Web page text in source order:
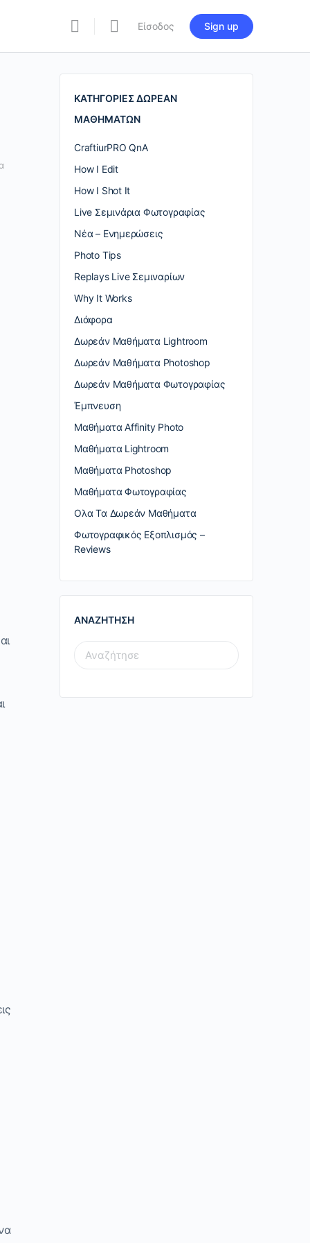
Είσοδος Sign up
ΚΑΤΗΓΟΡΙΕΣ ΔΩΡΕΑΝ
ΜΑΘΗΜΑΤΩΝ
CraftiurPRO QnA
How I Edit
How I Shot It
Live Σεμινάρια Φωτογραφίας
Nέα – Ενημερώσεις
Photo Tips
Replays Live Σεμιναρίων
Why It Works
Διάφορα
Δωρεάν Μαθήματα Lightroom
Δωρεάν Μαθήματα Photoshop
Δωρεάν Μαθήματα Φωτογραφίας
Έμπνευση
Μαθήματα Affinity Photo
Μαθήματα Lightroom
Μαθήματα Photoshop
Μαθήματα Φωτογραφίας
Ολα Τα Δωρεάν Μαθήματα
Φωτογραφικός Εξοπλισμός –
Reviews
ΑΝΑΖΗΤΗΣΗ
SEARCH
FOR: